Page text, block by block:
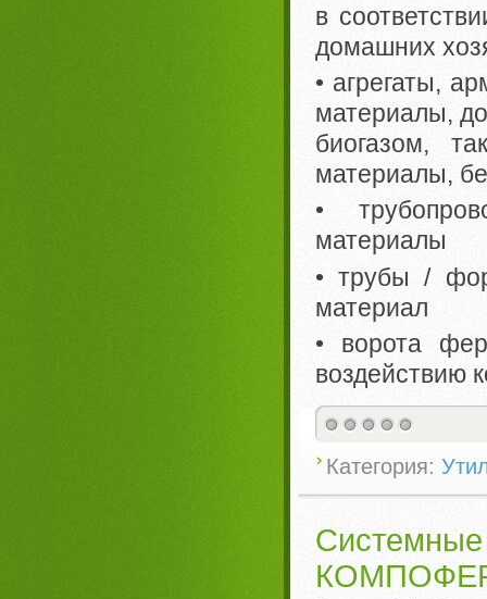
в
домашних
• агрегаты,
материалы,
биогазом,
материалы,
•
материалы
• трубы /
материал
• ворота
воздействию
Категория: